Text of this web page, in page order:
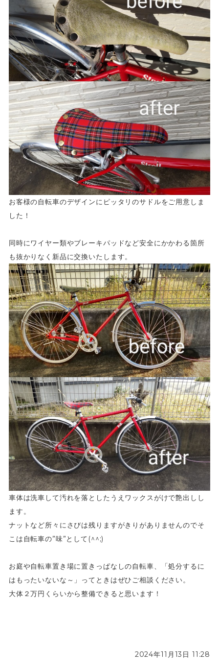
お客様の自転車のデザインにピッタリのサドルをご用意しま
した！
同時にワイヤー類やブレーキパッドなど安全にかかわる箇所
も抜かりなく新品に交換いたします。
車体は洗車して汚れを落としたうえワックスがけで艶出しし
ます。
ナットなど所々にさびは残りますがきりがありませんのでそ
こは自転車の”味”として(^^;)
お庭や自転車置き場に置きっぱなしの自転車、「処分するに
はもったいないな～」ってときはぜひご相談ください。
大体２万円くらいから整備できると思います！
2024年11月13日 11:28